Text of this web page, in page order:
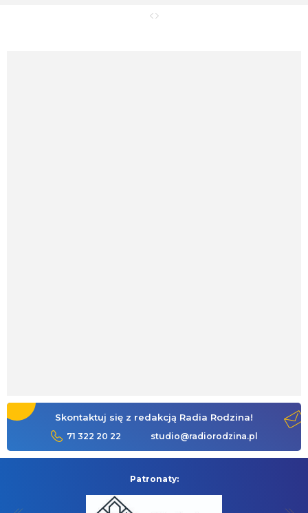
Skontaktuj się z redakcją Radia Rodzina!
71 322 20 22 studio@radiorodzina.pl
Patronaty: